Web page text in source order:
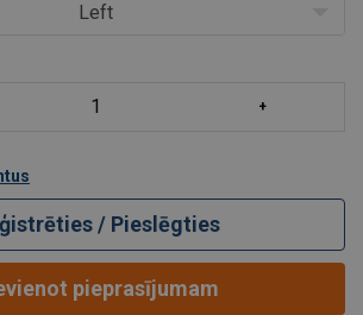
Left
/ Pieslēgties
pieprasījumam